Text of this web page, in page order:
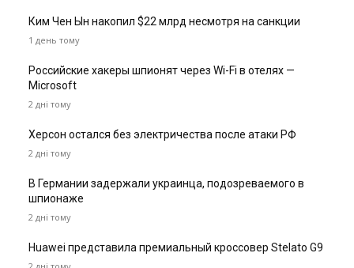
Ким Чен Ын накопил $22 млрд несмотря на санкции
1 день тому
Российские хакеры шпионят через Wi-Fi в отелях —
Microsoft
2 дні тому
Херсон остался без электричества после атаки РФ
2 дні тому
В Германии задержали украинца, подозреваемого в
шпионаже
2 дні тому
Huawei представила премиальный кроссовер Stelato G9